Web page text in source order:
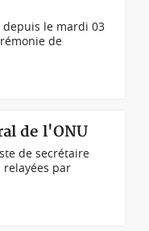
depuis le mardi 03
de
de l'ONU
de secrétaire
relayées par